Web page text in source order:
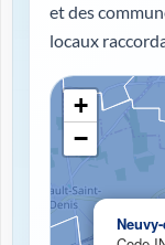
et des
locaux
+
−